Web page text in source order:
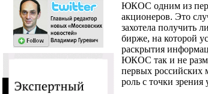
ЮКОС одним из
акционеров. Это
захотела получить
бирже, на которой
раскрытия
ЮКОС так и не
первых российских
роль с точки